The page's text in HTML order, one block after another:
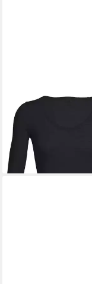
ICEBREAKER
Siren LS Sweetheart
ab 71,99 €
-10%